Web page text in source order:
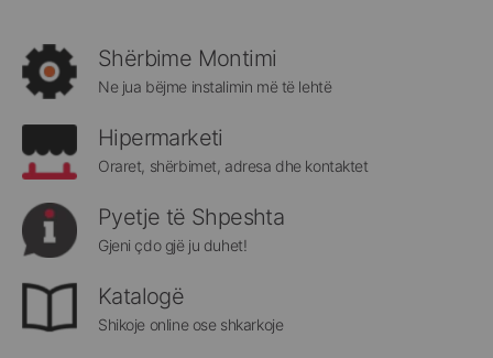
rreth
Megatek:
Shërbime Montimi
Ne jua bëjme instalimin më të lehtë
Hipermarketi
Oraret, shërbimet, adresa dhe kontaktet
Pyetje të Shpeshta
Gjeni çdo gjë ju duhet!
Katalogë
Shikoje online ose shkarkoje